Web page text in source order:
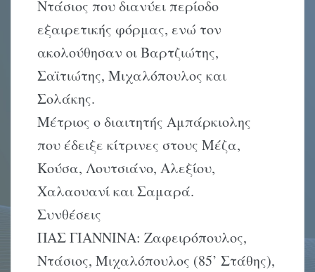
Ντάσιος που διανύει περίοδο
εξαιρετικής φόρμας, ενώ τον
ακολούθησαν οι Βαρτζιώτης,
Σαϊτιώτης, Μιχαλόπουλος και
Σολάκης.
Μέτριος ο διαιτητής Αμπάρκιολης
που έδειξε κίτρινες στους Μέζα,
Κούσα, Λουτσιάνο, Αλεξίου,
Χαλαουανί και Σαμαρά.
Συνθέσεις
ΠΑΣ ΓΙΑΝΝΙΝΑ: Ζαφειρόπουλος,
Ντάσιος, Μιχαλόπουλος (85’ Στάθης),